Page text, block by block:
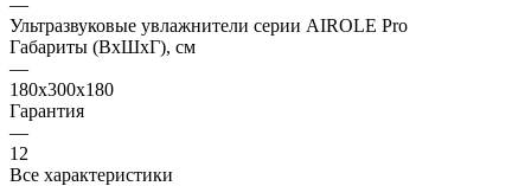
Ультразвуковые увлажнители серии AIROLE Pro
Габариты (ВхШхГ), см
—
180x300x180
Гарантия
—
12
Все характеристики